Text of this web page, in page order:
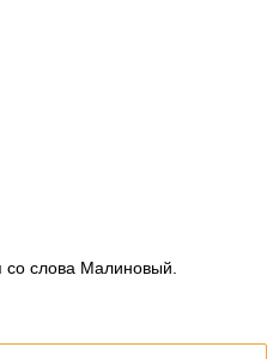
слова Малиновый.